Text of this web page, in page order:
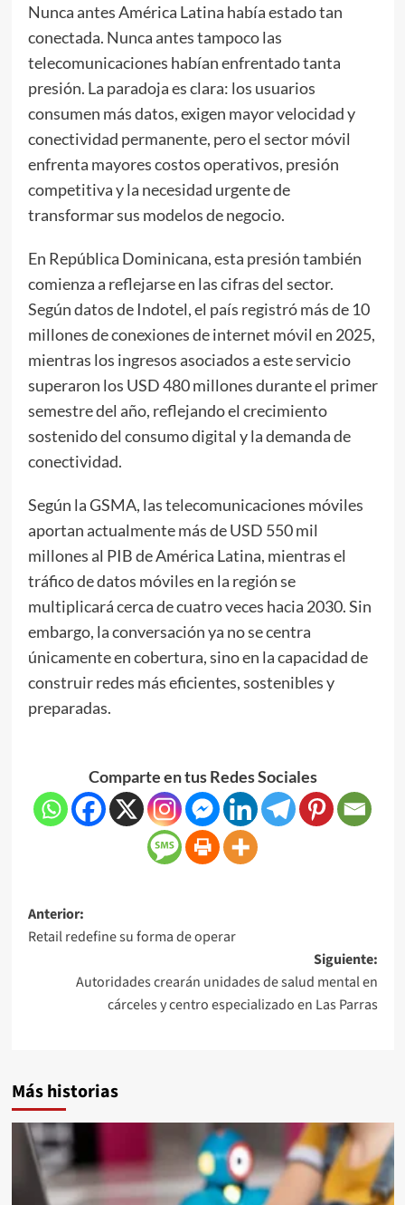
Nunca antes América Latina había estado tan
conectada. Nunca antes tampoco las
telecomunicaciones habían enfrentado tanta
presión. La paradoja es clara: los usuarios
consumen más datos, exigen mayor velocidad y
conectividad permanente, pero el sector móvil
enfrenta mayores costos operativos, presión
competitiva y la necesidad urgente de
transformar sus modelos de negocio.
En República Dominicana, esta presión también
comienza a reflejarse en las cifras del sector.
Según datos de Indotel, el país registró más de 10
millones de conexiones de internet móvil en 2025,
mientras los ingresos asociados a este servicio
superaron los USD 480 millones durante el primer
semestre del año, reflejando el crecimiento
sostenido del consumo digital y la demanda de
conectividad.
Según la GSMA, las telecomunicaciones móviles
aportan actualmente más de USD 550 mil
millones al PIB de América Latina, mientras el
tráfico de datos móviles en la región se
multiplicará cerca de cuatro veces hacia 2030. Sin
embargo, la conversación ya no se centra
únicamente en cobertura, sino en la capacidad de
construir redes más eficientes, sostenibles y
preparadas.
Comparte en tus Redes Sociales
Anterior:
Retail redefine su forma de operar
Siguiente:
Autoridades crearán unidades de salud mental en
cárceles y centro especializado en Las Parras
Más historias